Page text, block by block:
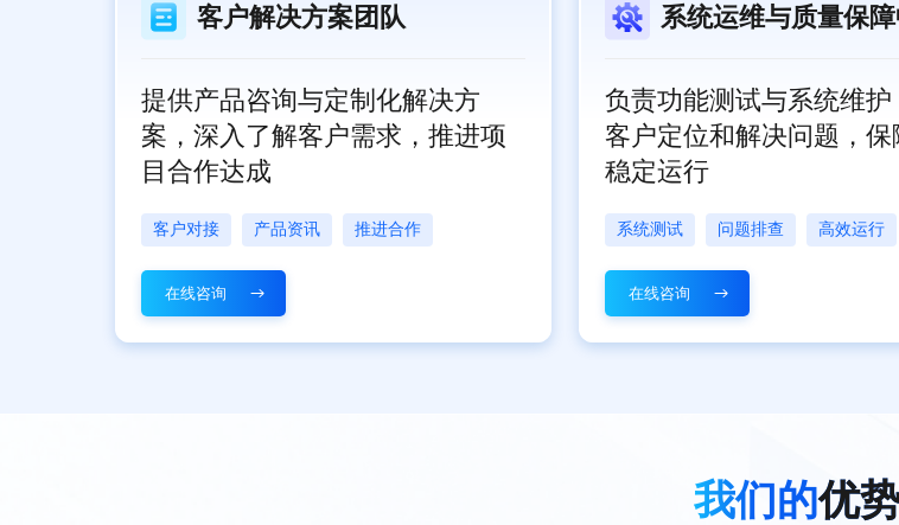
客户解决方案团队
提供产品咨询与定制化解决方
案，深入了解客户需求，推进项
目合作达成
客户对接 产品资讯 推进合作
在线咨询
系统运维与质量保
负责功能测试与系统维护
客户定位和解决问题，保
稳定运行
系统测试 问题排查 高效运行
在线咨询
我们的优